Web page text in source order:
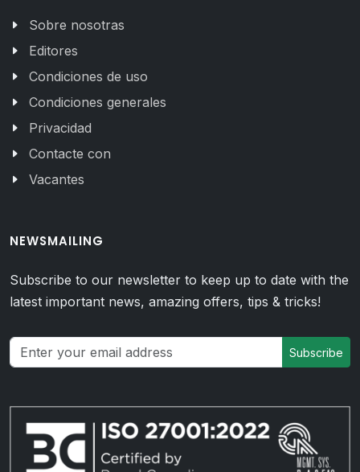
Sobre nosotras
Editores
Condiciones de uso
Condiciones generales
Privacidad
Contacte con
Vacantes
NEWSMAILING
Subscribe to our newsletter to keep up to date with the
latest important news, amazing offers, tips & tricks!
Subscribe